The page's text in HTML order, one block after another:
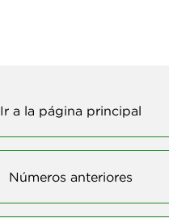
Ir a la página principal
Números anteriores